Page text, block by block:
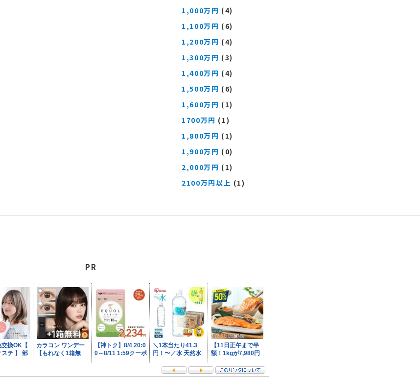
1,000万円 (4)
1,100万円 (6)
1,200万円 (4)
1,300万円 (3)
1,400万円 (4)
1,500万円 (6)
1,600万円 (1)
1700万円 (1)
1,800万円 (1)
1,900万円 (0)
2,000万円 (1)
2100万円以上 (1)
PR